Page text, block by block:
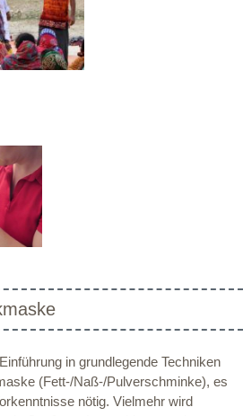
in grundlegende Techniken
(Fett-/Naß-/Pulverschminke), es
nötig. Vielmehr wird